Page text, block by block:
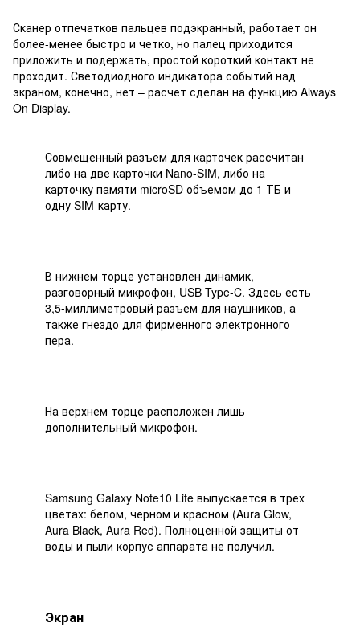
Сканер отпечатков пальцев подэкранный, работает он
более-менее быстро и четко, но палец приходится
приложить и подержать, простой короткий контакт не
проходит. Светодиодного индикатора событий над
экраном, конечно, нет – расчет сделан на функцию Always
On Display.
Совмещенный разъем для карточек рассчитан
либо на две карточки Nano-SIM, либо на
карточку памяти microSD объемом до 1 ТБ и
одну SIM-карту.
В нижнем торце установлен динамик,
разговорный микрофон, USB Type-C. Здесь есть
3,5-миллиметровый разъем для наушников, а
также гнездо для фирменного электронного
пера.
На верхнем торце расположен лишь
дополнительный микрофон.
Samsung Galaxy Note10 Lite выпускается в трех
цветах: белом, черном и красном (Aura Glow,
Aura Black, Aura Red). Полноценной защиты от
воды и пыли корпус аппарата не получил.
Экран